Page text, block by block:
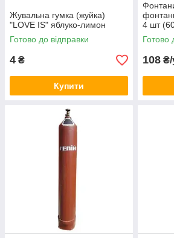
Жувальна гумка (жуйка)
"LOVE IS" яблуко-лимон
Готово до відправки
4 ₴
Купити
4 шт
Готово
108 ₴/